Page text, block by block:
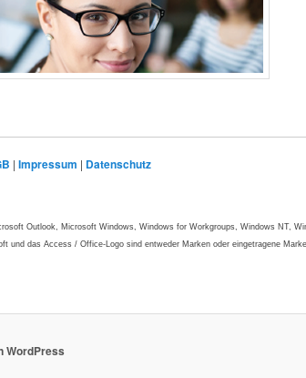
| Impressum | Datenschutz
Outlook, Microsoft Windows, Windows for Workgroups, Windows NT,
das Access / Office-Logo sind entweder Marken oder eingetragene
WordPress